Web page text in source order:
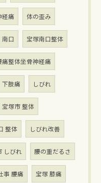
経痛 体の歪み
南口 宝塚南口整体
痛整体坐骨神経痛
下肢痛 しびれ
宝塚市 整体
整体 しびれ改善
しびれ 腰の重だるさ
事 腰痛 宝塚 膝痛